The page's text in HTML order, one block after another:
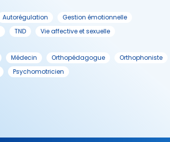
Autorégulation
Gestion émotionnelle
TND
Vie affective et sexuelle
Médecin Orthopédagogue
Orthophoniste
Psychomotricien